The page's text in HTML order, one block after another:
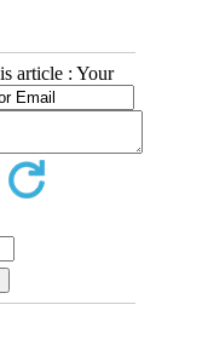
article : Your